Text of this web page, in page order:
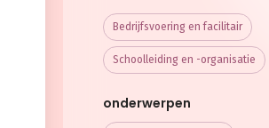
Bedrijfsvoering en facilitair
Schoolleiding en -organisatie
onderwerpen